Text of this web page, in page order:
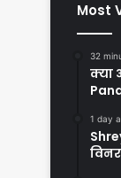
Most
32
क्या
1 day